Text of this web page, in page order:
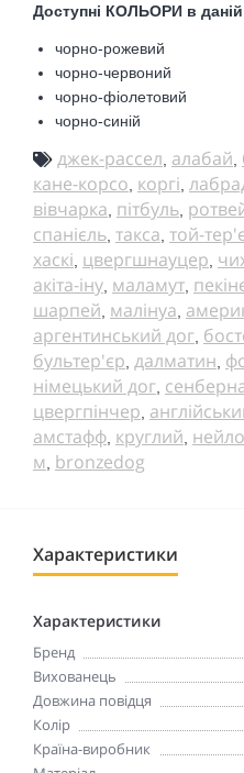
Доступні КОЛЬОРИ в
чорно-рожевий
чорно-червоний
чорно-фіолетовий
чорно-синій
джек-рассел алабай
кане-корсо коргі
вівчарка пітбуль
спанієль такса той-
хаскі цвергшнауцер
акіта-іну маламут
шарпей малінуа
аргентинський дог
бультер'єр далматин
німецький дог
цвергпінчер
амстафф круглий
м bronzedog
Характеристики
Характеристики
Бренд
Вихованець
Довжина повідця
Колір
Країна-виробник